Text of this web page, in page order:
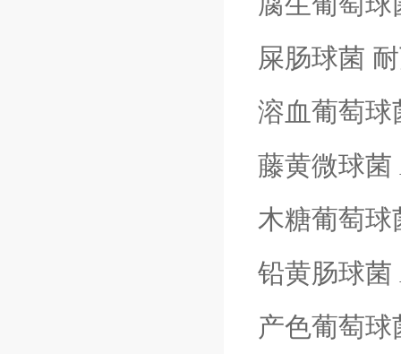
屎肠球菌
溶血葡萄球
藤黄微球菌
木糖葡萄球
铅黄肠球菌
产色葡萄球